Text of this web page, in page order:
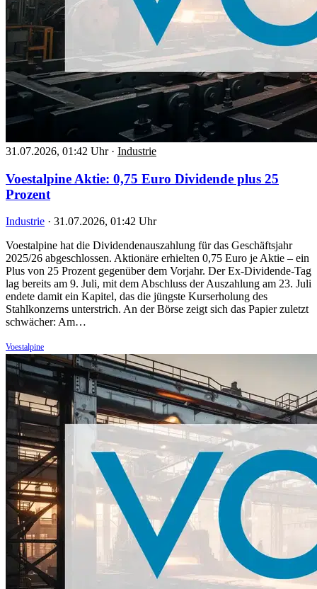
31.07.2026, 01:42 Uhr · Industrie
Voestalpine Aktie: 0,75 Euro Dividende plus 25
Prozent
Industrie · 31.07.2026, 01:42 Uhr
Voestalpine hat die Dividendenauszahlung für das Geschäftsjahr
2025/26 abgeschlossen. Aktionäre erhielten 0,75 Euro je Aktie – ein
Plus von 25 Prozent gegenüber dem Vorjahr. Der Ex-Dividende-Tag
lag bereits am 9. Juli, mit dem Abschluss der Auszahlung am 23. Juli
endete damit ein Kapitel, das die jüngste Kurserholung des
Stahlkonzerns unterstrich. An der Börse zeigt sich das Papier zuletzt
schwächer: Am…
Voestalpine